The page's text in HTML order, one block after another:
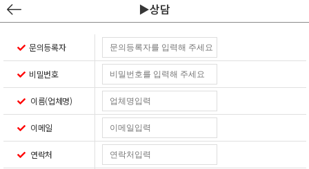
▶상담
문의등록자
비밀번호
이름(업체명)
이메일
연락처